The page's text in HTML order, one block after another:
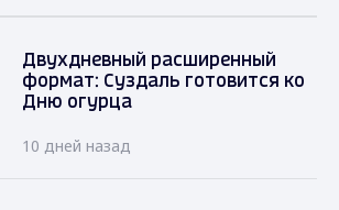
Двухдневный расширенный
формат: Суздаль готовится ко
Дню огурца
10 дней назад